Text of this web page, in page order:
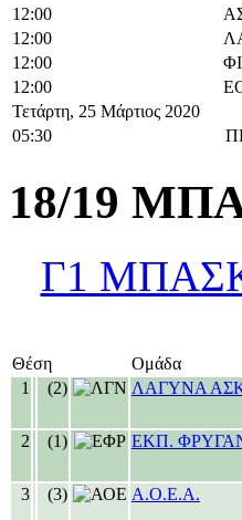
12:00
12:00
12:00
12:00
Τετάρτη, 25 Μάρτιος 2020
05:30
18/19
Γ1
Θέση Ομάδα
1
(2) ΛΑΓΥΝΑ
2 (1) ΕΚΠ.
3 (3) Α.Ο.Ε.Α.